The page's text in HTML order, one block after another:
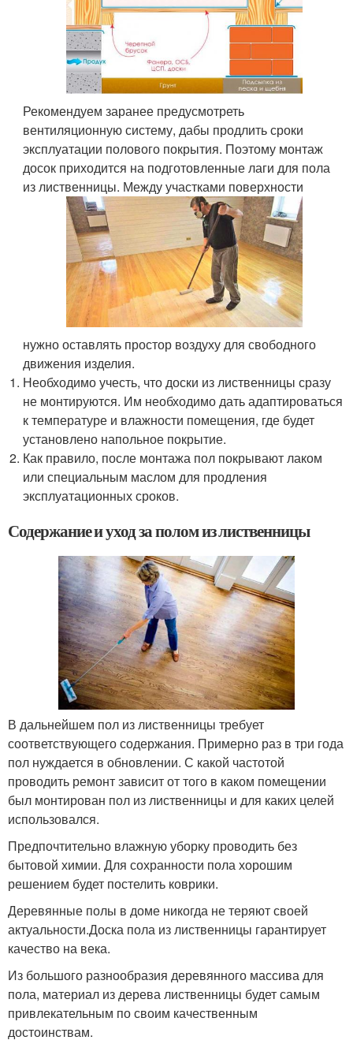
Рекомендуем заранее предусмотреть
вентиляционную систему, дабы продлить сроки
эксплуатации полового покрытия. Поэтому монтаж
досок приходится на подготовленные лаги для пола
из лиственницы. Между участками поверхности
нужно оставлять простор воздуху для свободного
движения изделия.
Необходимо учесть, что доски из лиственницы сразу
не монтируются. Им необходимо дать адаптироваться
к температуре и влажности помещения, где будет
установлено напольное покрытие.
Как правило, после монтажа пол покрывают лаком
или специальным маслом для продления
эксплуатационных сроков.
Содержание и уход за полом из лиственницы
В дальнейшем пол из лиственницы требует
соответствующего содержания. Примерно раз в три года
пол нуждается в обновлении. С какой частотой
проводить ремонт зависит от того в каком помещении
был монтирован пол из лиственницы и для каких целей
использовался.
Предпочтительно влажную уборку проводить без
бытовой химии. Для сохранности пола хорошим
решением будет постелить коврики.
Деревянные полы в доме никогда не теряют своей
актуальности.Доска пола из лиственницы гарантирует
качество на века.
Из большого разнообразия деревянного массива для
пола, материал из дерева лиственницы будет самым
привлекательным по своим качественным
достоинствам.